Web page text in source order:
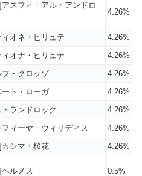
スフィ・アル・アンドロ
4.26%
オネ・ヒリュテ
4.26%
オナ・ヒリュテ
4.26%
・クロッゾ
4.26%
ト・ローガ
4.26%
ランドロック
4.26%
ィーヤ・ウィリディス
4.26%
シマ・桜花 4.26%
ルメス 0.5%